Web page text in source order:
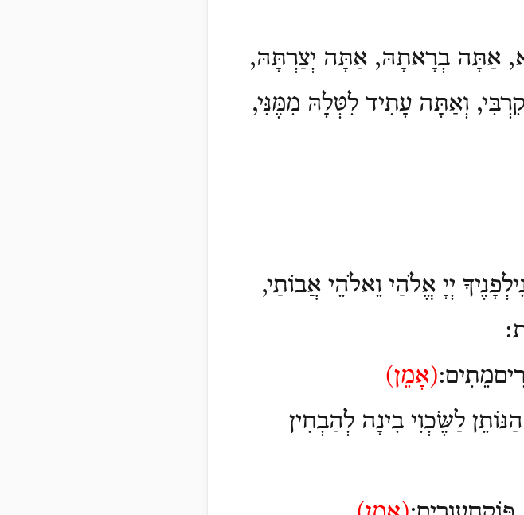
אַתָּה בְרָאתָהּ, אַתָּה יְצַרְתָּהּ,
וְאַתָּה עָתִיד לִטְּלָהּ מִמֶּנִּי,
יְיָ אֱלֹהַי וֵאלֹהֵי אֲבוֹתַי,
(אָמֵן)
לַשֶֹּכְוִי בִינָה לְהַבְחִין